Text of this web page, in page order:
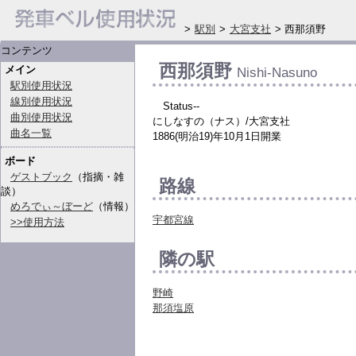
コンテンツ
メイン
駅別使用状況
線別使用状況
曲別使用状況
曲名一覧
ボード
ゲストブック
（指摘・雑
談）
めろでぃ～ぼーど （情報）
>>使用方法
西那須野 Nishi-Nasuno
Status--
にしなすの（ナス）/大宮支社
1886(明治19)年10月1日開業
路線
宇都宮線
隣の駅
野崎
那須塩原
> 駅別 > 大宮支社 > 西那須野